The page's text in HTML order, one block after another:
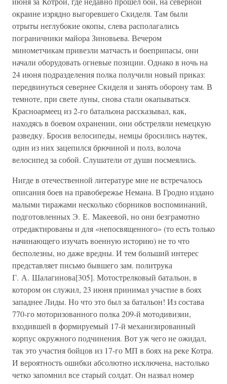
окраине изрядно выгоревшего Скиделя. Там были
отрыты неглубокие окопы, слева располагались
пограничники майора Зиновьева. Вечером
минометчикам привезли матчасть и боеприпасы, они
начали оборудовать огневые позиции. Однако в ночь на
24 июня подразделения полка получили новый приказ:
передвинуться севернее Скиделя и занять оборону там. В
темноте, при свете луны, снова стали окапываться.
Красноармеец из 2-го батальона рассказывал, как,
находясь в боевом охранении, они обстреляли немецкую
разведку. Бросив велосипеды, немцы бросились наутек,
один из них зацепился брючиной и полз, волоча
велосипед за собой. Слушатели от души посмеялись.
Нигде в отечественной литературе мне не встречалось
описания боев на правобережье Немана. В Гродно издано
малыми тиражами несколько сборников воспоминаний,
подготовленных Э. Е. Макеевой, но они безграмотно
отредактированы и для «непосвященного» (то есть только
начинающего изучать военную историю) не то что
бесполезны, но даже вредны. И тем больший интерес
представляет письмо бывшего зам. политрука
Г. А. Шалагинова[305]. Мотострелковый батальон, в
котором он служил, 23 июня принимал участие в боях
западнее Лиды. Но что это был за батальон! Из состава
770-го моторизованного полка 209-й мотодивизии,
входившей в формируемый 17-й механизированный
корпус окружного подчинения. Вот уж чего не ожидал,
так это участия бойцов из 17-го МП в боях на реке Котра.
И вероятность ошибки абсолютно исключена, настолько
четко запомнил все старый солдат. Он назвал номер